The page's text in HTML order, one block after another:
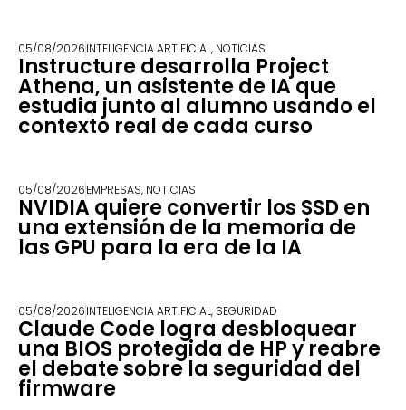
05/08/2026INTELIGENCIA ARTIFICIAL, NOTICIAS
Instructure desarrolla Project
Athena, un asistente de IA que
estudia junto al alumno usando el
contexto real de cada curso
05/08/2026EMPRESAS, NOTICIAS
NVIDIA quiere convertir los SSD en
una extensión de la memoria de
las GPU para la era de la IA
05/08/2026INTELIGENCIA ARTIFICIAL, SEGURIDAD
Claude Code logra desbloquear
una BIOS protegida de HP y reabre
el debate sobre la seguridad del
firmware